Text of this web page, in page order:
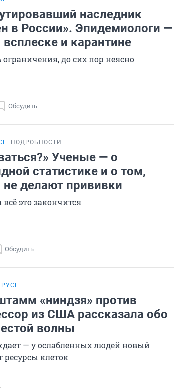
наследник
в России». Эпидемиологи —
и карантине
до сих пор неясно
Обсудить
ПОДРОБНОСТИ
Ученые — о
статистике и о том,
делают прививки
это закончится
Обсудить
«ниндзя» против
из США рассказала обо
волны
— у ослабленных людей новый
клеток